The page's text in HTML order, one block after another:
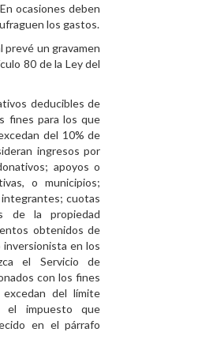
ocasiones deben
los gastos.
un gravamen
80 de la Ley del
deducibles de
fines para los que
del 10% de
ingresos por
apoyos o
o municipios;
cuotas
de la propiedad
obtenidos de
en los
el Servicio de
con los fines
del límite
el impuesto que
en el párrafo